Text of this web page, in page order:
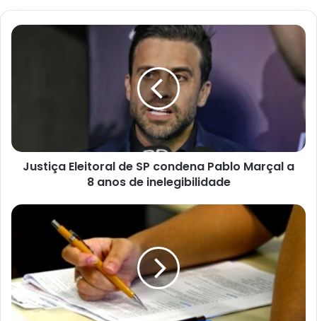
Justiça
8
anosJustiça Eleitoral de SP condena Pablo Marçal a
8 anos de inelegibilidade
Governo
convocação
mil
aprovados
no